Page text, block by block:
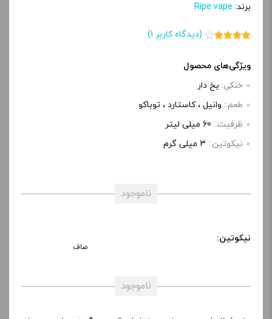
برند: Ripe vape
امتیاز
مشتری
(دیدگاه کاربر 1
)
ویژگی‌های محصول
خنکی: یخ دار
طعم:: وانیل ، کاستارد ، توباکو
ظرفیت:: 60 میلی‌ لیتر
نیکوتین:: 3 میلی‌ گرم
ناموجود
نیکوتین:
صاف
ناموجود